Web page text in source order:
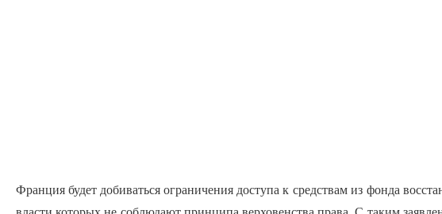
Франция будет добиваться ограничения доступа к средствам из фонда